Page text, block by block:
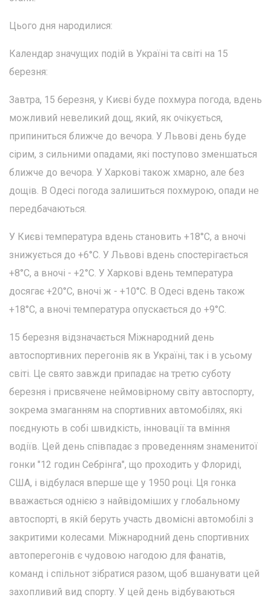
Цього дня народилися:
Календар значущих подій в Україні та світі на 15
березня:
Завтра, 15 березня, у Києві буде похмура погода, вдень
можливий невеликий дощ, який, як очікується,
припиниться ближче до вечора. У Львові день буде
сірим, з сильними опадами, які поступово зменшаться
ближче до вечора. У Харкові також хмарно, але без
дощів. В Одесі погода залишиться похмурою, опади не
передбачаються.
У Києві температура вдень становить +18°C, а вночі
знижується до +6°C. У Львові вдень спостерігається
+8°C, а вночі - +2°C. У Харкові вдень температура
досягає +20°C, вночі ж - +10°C. В Одесі вдень також
+18°C, а вночі температура опускається до +9°C.
15 березня відзначається Міжнародний день
автоспортивних перегонів як в Україні, так і в усьому
світі. Це свято завжди припадає на третю суботу
березня і присвячене неймовірному світу автоспорту,
зокрема змаганням на спортивних автомобілях, які
поєднують в собі швидкість, інновації та вміння
водіїв. Цей день співпадає з проведенням знаменитої
гонки "12 годин Себрінга", що проходить у Флориді,
США, і відбулася вперше ще у 1950 році. Ця гонка
вважається однією з найвідоміших у глобальному
автоспорті, в якій беруть участь двомісні автомобілі з
закритими колесами. Міжнародний день спортивних
автоперегонів є чудовою нагодою для фанатів,
команд і спільнот зібратися разом, щоб вшанувати цей
захопливий вид спорту. У цей день відбуваються